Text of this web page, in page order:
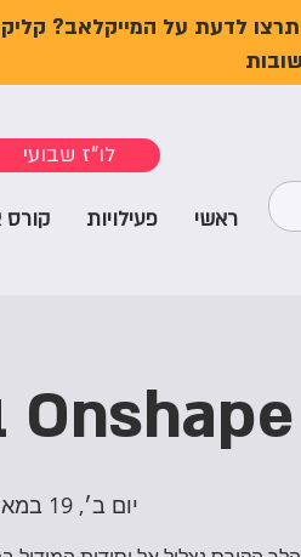
לדעת על המייקלאב?
לו"ז שבועי
ראשי פעילויות קורס
יום ב׳, 19 במאי